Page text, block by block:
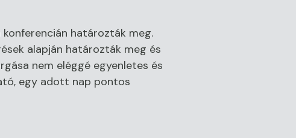
határozták meg.
alapján határozták meg és
nem eléggé egyenletes és
egy adott nap pontos